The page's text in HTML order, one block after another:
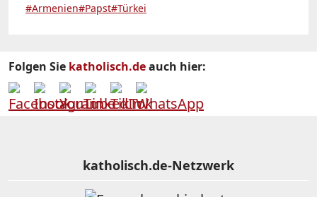
#Armenien#Papst#Türkei
Folgen Sie katholisch.deauch hier:
katholisch.de-Netzwerk